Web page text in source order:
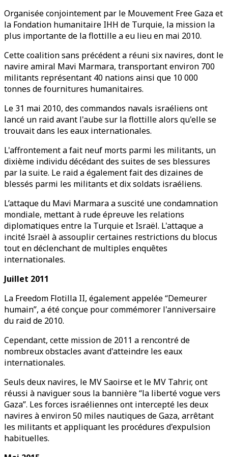
Organisée conjointement par le Mouvement Free Gaza et
la Fondation humanitaire IHH de Turquie, la mission la
plus importante de la flottille a eu lieu en mai 2010.
Cette coalition sans précédent a réuni six navires, dont le
navire amiral Mavi Marmara, transportant environ 700
militants représentant 40 nations ainsi que 10 000
tonnes de fournitures humanitaires.
Le 31 mai 2010, des commandos navals israéliens ont
lancé un raid avant l'aube sur la flottille alors qu'elle se
trouvait dans les eaux internationales.
L'affrontement a fait neuf morts parmi les militants, un
dixième individu décédant des suites de ses blessures
par la suite. Le raid a également fait des dizaines de
blessés parmi les militants et dix soldats israéliens.
L’attaque du Mavi Marmara a suscité une condamnation
mondiale, mettant à rude épreuve les relations
diplomatiques entre la Turquie et Israël. L'attaque a
incité Israël à assouplir certaines restrictions du blocus
tout en déclenchant de multiples enquêtes
internationales.
Juillet 2011
La Freedom Flotilla II, également appelée “Demeurer
humain”, a été conçue pour commémorer l'anniversaire
du raid de 2010.
Cependant, cette mission de 2011 a rencontré de
nombreux obstacles avant d'atteindre les eaux
internationales.
Seuls deux navires, le MV Saoirse et le MV Tahrir, ont
réussi à naviguer sous la bannière “la liberté vogue vers
Gaza”. Les forces israéliennes ont intercepté les deux
navires à environ 50 miles nautiques de Gaza, arrêtant
les militants et appliquant les procédures d'expulsion
habituelles.